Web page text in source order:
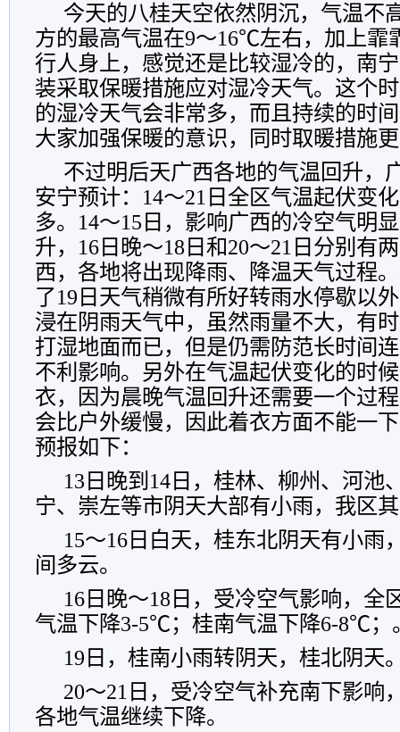
今天的八桂天空依然阴沉，气温不
方的最高气温在9～16℃左右，加上霏
行人身上，感觉还是比较湿冷的，南
装采取保暖措施应对湿冷天气。这个
的湿冷天气会非常多，而且持续的时
大家加强保暖的意识，同时取暖措施
不过明后天广西各地的气温回升，
安宁预计：14～21日全区气温起伏变
多。14～15日，影响广西的冷空气明
升，16日晚～18日和20～21日分别有
西，各地将出现降雨、降温天气过程
了19日天气稍微有所好转雨水停歇以
浸在阴雨天气中，虽然雨量不大，有
打湿地面而已，但是仍需防范长时间
不利影响。另外在气温起伏变化的时
衣，因为晨晚气温回升还需要一个过
会比户外缓慢，因此着衣方面不能一
预报如下：
13日晚到14日，桂林、柳州、河池
宁、崇左等市阴天大部有小雨，我区
15～16日白天，桂东北阴天有小雨
间多云。
16日晚～18日，受冷空气影响，全
气温下降3-5℃；桂南气温下降6-8℃；
19日，桂南小雨转阴天，桂北阴天
20～21日，受冷空气补充南下影响
各地气温继续下降。